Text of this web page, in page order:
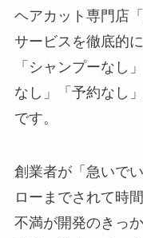
ヘアカット専門店
サービスを徹底的
「シャンプーなし
なし」「予約なし
です。
創業者が「急いで
ローまでされて時
不満が開発のきっ